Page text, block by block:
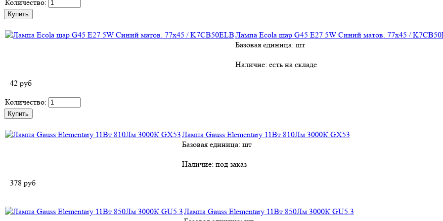
Количество:
Лампа Ecola шар G45 E27 5W Синий матов. 77x45 /
Базовая единица: шт
Наличие: есть на складе
42 руб
Количество:
Лампа Gauss Elementary 11Вт 810Лм 3000К GX53
Базовая единица: шт
Наличие: под заказ
378 руб
Лампа Gauss Elementary 11Вт 850Лм 3000К GU5.3